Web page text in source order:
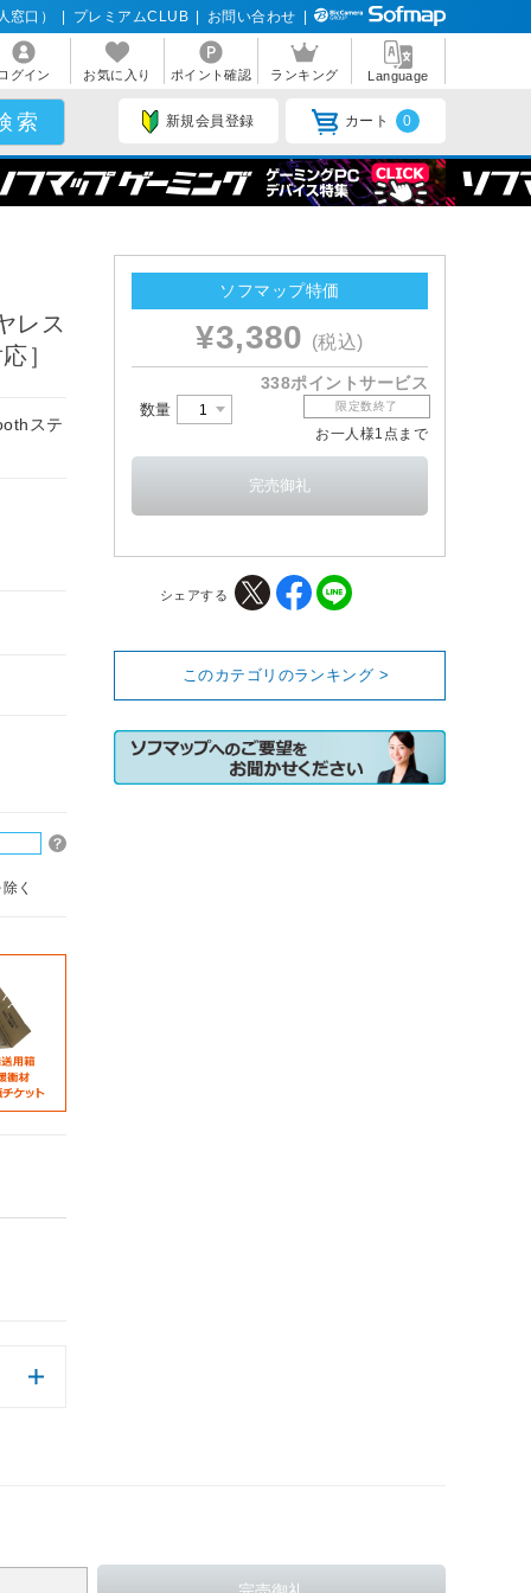
窓口） プレミアムCLUB お問い合わせ
グイン お気に入り ポイント確認 ランキング Language
新規会員登録 カート 0
レス
］
ステ
く
ソフマップ特価
¥3,380 (税込)
338ポイントサービス
数量 限定数終了
お一人様1点まで
シェアする
このカテゴリのランキング >